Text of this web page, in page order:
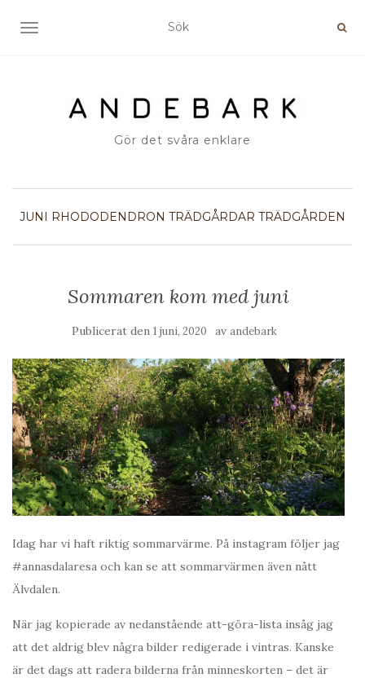
SLÅ PÅ/AV NAVIGERING
Gör det svåra enklare
JUNI RHODODENDRON TRÄDGÅRDAR TRÄDGÅRDEN
Sommaren kom med juni
Publicerat den 1 juni, 2020 av andebark
Idag har vi haft riktig sommarvärme. På instagram följer jag
#annasdalaresa och kan se att sommarvärmen även nått
Älvdalen.
När jag kopierade av nedanstående att-göra-lista insåg jag
att det aldrig blev några bilder redigerade i vintras. Kanske
är det dags att radera bilderna från minneskorten – det är